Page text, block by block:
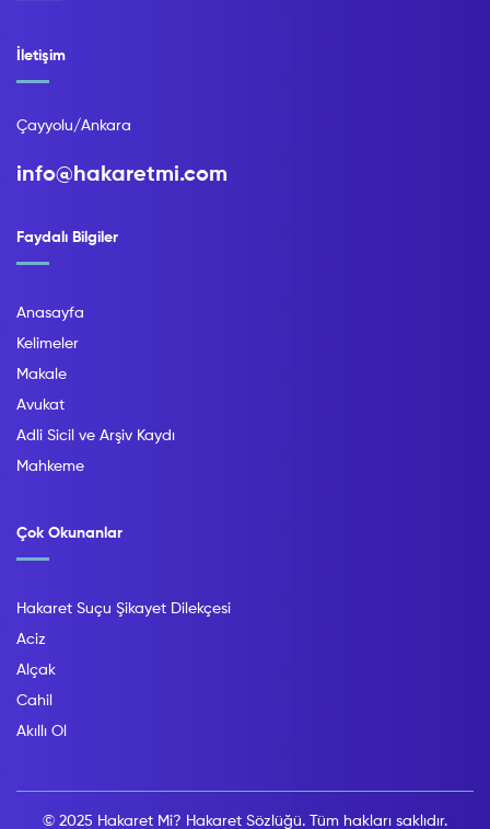
Faydalı Bilgiler
Anasayfa
Kelimeler
Makale
Avukat
Adli Sicil ve Arşiv Kaydı
Mahkeme
Çok Okunanlar
Hakaret Suçu Şikayet Dilekçesi
Aciz
Alçak
Cahil
Akıllı Ol
İletişim
Çayyolu/Ankara
info@hakaretmi.com
© 2025 Hakaret Mi? Hakaret Sözlüğü. Tüm hakları saklıdır.